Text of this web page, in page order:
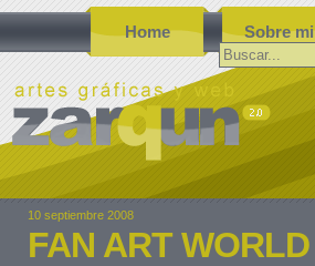
Home Sobre mi
Buscar:
10 septiembre 2008
FAN ART